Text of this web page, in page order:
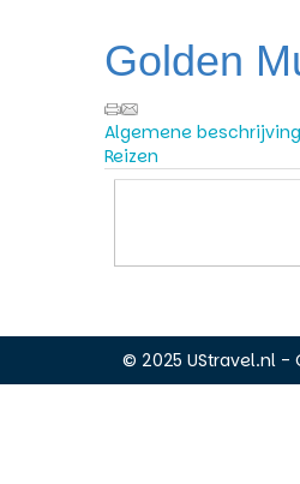
Golden
Algemene beschrijving
Reizen
© 2025 UStravel.nl -